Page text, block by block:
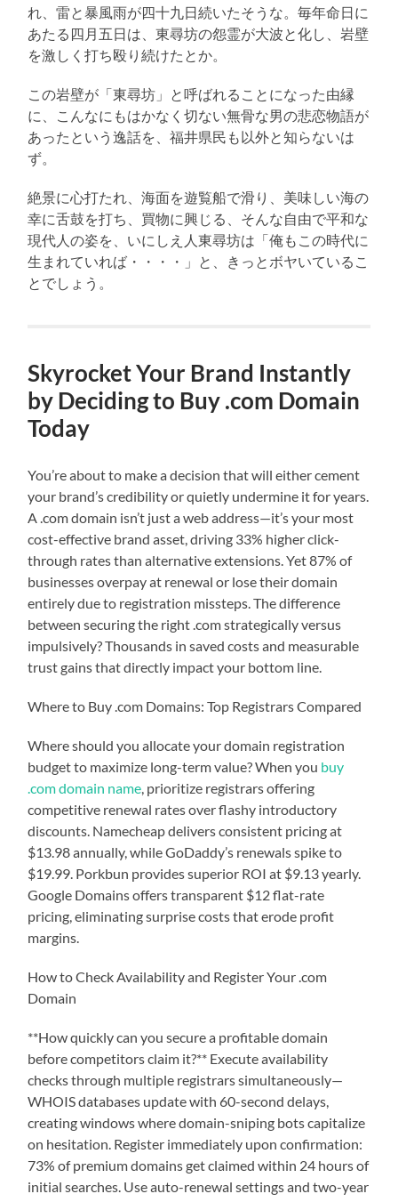
れ、雷と暴風雨が四十九日続いたそうな。毎年命日に
あたる四月五日は、東尋坊の怨霊が大波と化し、岩壁
を激しく打ち殴り続けたとか。
この岩壁が「東尋坊」と呼ばれることになった由縁
に、こんなにもはかなく切ない無骨な男の悲恋物語が
あったという逸話を、福井県民も以外と知らないは
ず。
絶景に心打たれ、海面を遊覧船で滑り、美味しい海の
幸に舌鼓を打ち、買物に興じる、そんな自由で平和な
現代人の姿を、いにしえ人東尋坊は「俺もこの時代に
生まれていれば・・・・」と、きっとボヤいているこ
とでしょう。
Skyrocket Your Brand Instantly
by Deciding to Buy .com Domain
Today
You’re about to make a decision that will either cement
your brand’s credibility or quietly undermine it for years.
A .com domain isn’t just a web address—it’s your most
cost-effective brand asset, driving 33% higher click-
through rates than alternative extensions. Yet 87% of
businesses overpay at renewal or lose their domain
entirely due to registration missteps. The difference
between securing the right .com strategically versus
impulsively? Thousands in saved costs and measurable
trust gains that directly impact your bottom line.
Where to Buy .com Domains: Top Registrars Compared
Where should you allocate your domain registration
budget to maximize long-term value? When you buy
.com domain name, prioritize registrars offering
competitive renewal rates over flashy introductory
discounts. Namecheap delivers consistent pricing at
$13.98 annually, while GoDaddy’s renewals spike to
$19.99. Porkbun provides superior ROI at $9.13 yearly.
Google Domains offers transparent $12 flat-rate
pricing, eliminating surprise costs that erode profit
margins.
How to Check Availability and Register Your .com
Domain
**How quickly can you secure a profitable domain
before competitors claim it?** Execute availability
checks through multiple registrars simultaneously—
WHOIS databases update with 60-second delays,
creating windows where domain-sniping bots capitalize
on hesitation. Register immediately upon confirmation:
73% of premium domains get claimed within 24 hours of
initial searches. Use auto-renewal settings and two-year